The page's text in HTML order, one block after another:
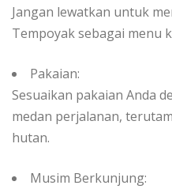
Jangan lewatkan untuk
Tempoyak sebagai menu
Pakaian:
Sesuaikan pakaian Anda
medan perjalanan,
hutan.
Musim Berkunjung: